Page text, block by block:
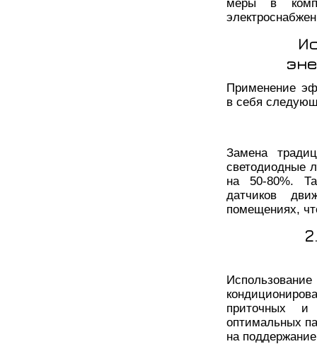
меры в
Применение
в себя
Замена
светодиодные
на 50-80%.
датчиков
помещениях,
приточных
оптимальных
на